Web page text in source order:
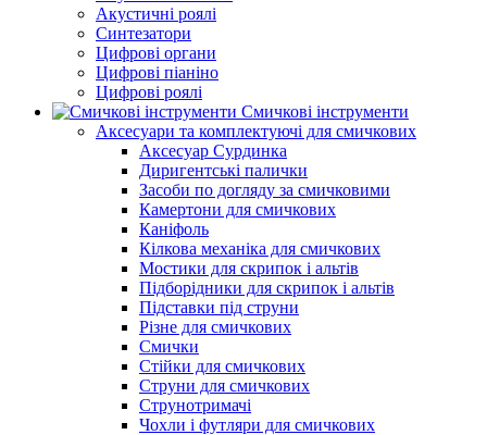
Акустичні роялі
Синтезатори
Цифрові органи
Цифрові піаніно
Цифрові роялі
Смичкові інструменти
Аксесуари та комплектуючі для смичкових
Аксесуар Сурдинка
Диригентські палички
Засоби по догляду за смичковими
Камертони для смичкових
Каніфоль
Кілкова механіка для смичкових
Мостики для скрипок і альтів
Підборiдники для скрипок і альтів
Підставки під струни
Різне для смичкових
Смички
Стійки для смичкових
Струни для смичкових
Струнотримачі
Чохли і футляри для смичкових